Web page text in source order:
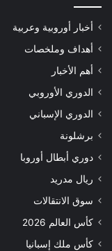
أخبار أوروبية وعربية
أهداف وملخصات
أهم الأخبار
الدوري الأوروبي
الدوري الإسباني
برشلونة
دوري أبطال أوروبا
ريال مدريد
سوق الانتقالات
كأس العالم 2026
كأس ملك إسبانيا